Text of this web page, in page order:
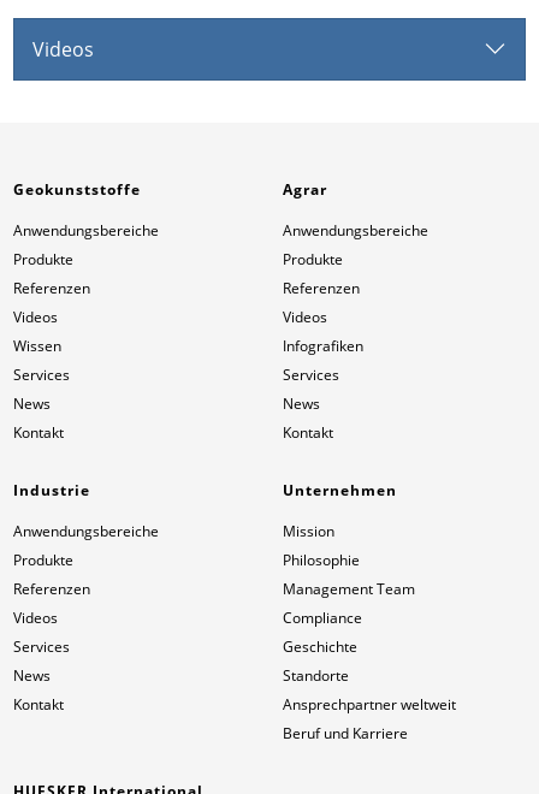
Videos
Geokunststoffe
Anwendungsbereiche
Produkte
Referenzen
Videos
Wissen
Services
News
Kontakt
Agrar
Anwendungsbereiche
Produkte
Referenzen
Videos
Infografiken
Services
News
Kontakt
Industrie
Anwendungsbereiche
Produkte
Referenzen
Videos
Services
News
Kontakt
Unternehmen
Mission
Philosophie
Management Team
Compliance
Geschichte
Standorte
Ansprechpartner weltweit
Beruf und Karriere